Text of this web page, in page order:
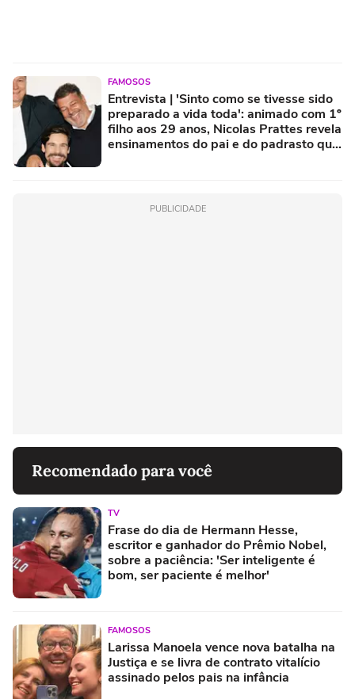
FAMOSOS
Entrevista | 'Sinto como se tivesse sido
preparado a vida toda': animado com 1º
filho aos 29 anos, Nicolas Prattes revela
ensinamentos do pai e do padrasto que
PUBLICIDADE
Recomendado para você
TV
Frase do dia de Hermann Hesse,
escritor e ganhador do Prêmio Nobel,
sobre a paciência: 'Ser inteligente é
bom, ser paciente é melhor'
FAMOSOS
Larissa Manoela vence nova batalha na
Justiça e se livra de contrato vitalício
assinado pelos pais na infância